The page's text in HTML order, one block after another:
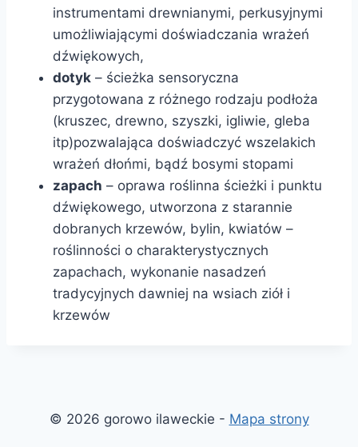
instrumentami drewnianymi, perkusyjnymi
umożliwiającymi doświadczania wrażeń
dźwiękowych,
dotyk – ścieżka sensoryczna
przygotowana z różnego rodzaju podłoża
(kruszec, drewno, szyszki, igliwie, gleba
itp)pozwalająca doświadczyć wszelakich
wrażeń dłońmi, bądź bosymi stopami
zapach – oprawa roślinna ścieżki i punktu
dźwiękowego, utworzona z starannie
dobranych krzewów, bylin, kwiatów –
roślinności o charakterystycznych
zapachach, wykonanie nasadzeń
tradycyjnych dawniej na wsiach ziół i
krzewów
© 2026 gorowo ilaweckie - Mapa strony